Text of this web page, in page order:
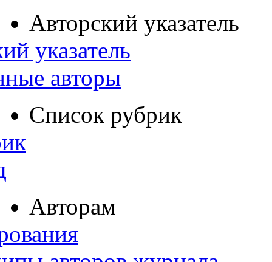
Авторский указатель
указатель
авторы
Список рубрик
Авторам